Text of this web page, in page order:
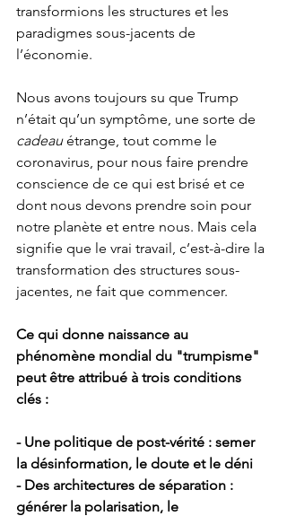
transformions les structures et les
paradigmes sous-jacents de
l’économie.
Nous avons toujours su que Trump
n’était qu’un symptôme, une sorte de
cadeau étrange, tout comme le
coronavirus, pour nous faire prendre
conscience de ce qui est brisé et ce
dont nous devons prendre soin pour
notre planète et entre nous. Mais cela
signifie que le vrai travail, c’est-à-dire la
transformation des structures sous-
jacentes, ne fait que commencer.
Ce qui donne naissance au
phénomène mondial du "trumpisme"
peut être attribué à trois conditions
clés :
- Une politique de post-vérité : semer
la désinformation, le doute et le déni
- Des architectures de séparation :
générer la polarisation, le